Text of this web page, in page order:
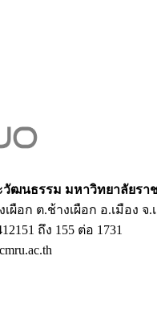
ฒนธรรม มหาวิทยาลัยรา
เผือก ต.ช้างเผือก อ.เมือง จ.
ถึง 155 ต่อ 1731